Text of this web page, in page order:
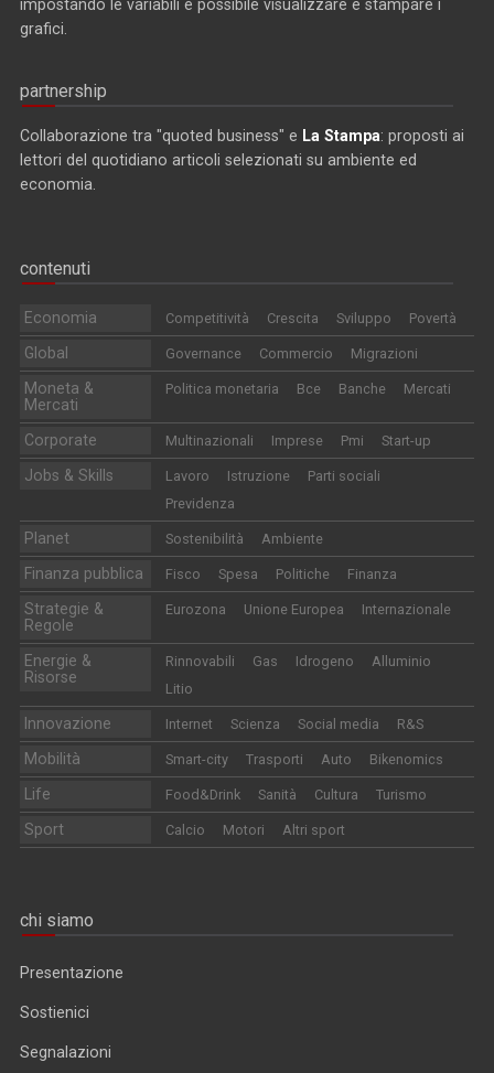
impostando le variabili è possibile visualizzare e stampare i
grafici.
partnership
Collaborazione tra "quoted business" e La Stampa: proposti ai
lettori del quotidiano articoli selezionati su ambiente ed
economia.
contenuti
Economia Competitività Crescita Sviluppo Povertà
Global Governance Commercio Migrazioni
Moneta &
Mercati
Politica monetaria Bce Banche Mercati
Corporate Multinazionali Imprese Pmi Start-up
Jobs & Skills Lavoro Istruzione
Parti sociali
Previdenza
Planet Sostenibilità Ambiente
Finanza pubblica Fisco Spesa Politiche Finanza
Strategie &
Regole
Eurozona Unione Europea Internazionale
Energie &
Risorse
Rinnovabili Gas Idrogeno
Alluminio
Litio
Innovazione Internet Scienza Social media R&S
Mobilità Smart-city Trasporti Auto Bikenomics
Life Food&Drink Sanità Cultura Turismo
Sport Calcio Motori Altri sport
chi siamo
Presentazione
Sostienici
Segnalazioni